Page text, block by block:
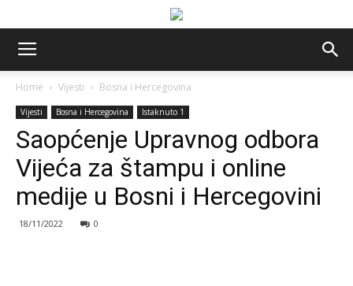
Home Vijesti Bosna i Hercegovina
Vijesti Bosna i Hercegovina Istaknuto 1
Saopćenje Upravnog odbora
Vijeća za štampu i online
medije u Bosni i Hercegovini
18/11/2022 0